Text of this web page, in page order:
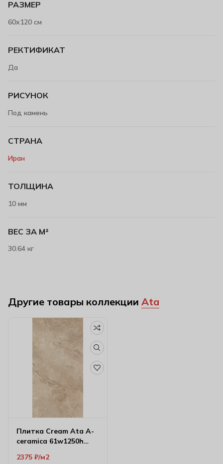
РАЗМЕР
60х120 см
РЕКТИФИКАТ
Да
РИСУНОК
Под камень
СТРАНА
Иран
ТОЛЩИНА
10 мм
ВЕС ЗА М²
30.64 кг
Другие товары коллекции Ata
Плитка Cream Ata A-
ceramica 61w1250h
2375 ₽ м2